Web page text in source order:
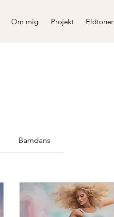
Om mig Projekt Eldtoner
Barndans